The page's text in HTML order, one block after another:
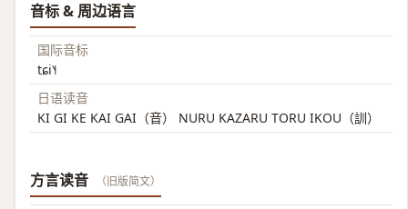
音标 & 周边语言
国际音标
tɕi˥˧
日语读音
KI GI KE KAI GAI（音） NURU KAZARU TORU IKOU（訓）
方言读音 （旧版简文）